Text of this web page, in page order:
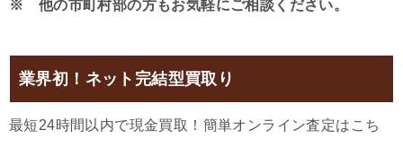
※ 他の市町村部の方もお気軽にご相談ください。
業界初！ネット完結型買取り
最短24時間以内で現金買取！簡単オンライン査定はこち